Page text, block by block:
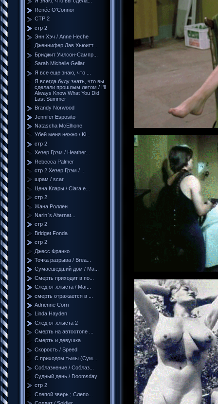
Renée O'Connor
СТР 2
стр 2
Энн Хэч / Anne Heche
Дженнифер Лав Хьюитт...
Бриджит Уилсон-Сампр...
Sarah Michelle Gellar
Я все еще знаю, что ...
Я всегда буду знать, что вы
сделали прошлым летом / I'll
Always Know What You Did
Last Summer
Brandy Norwood
Jennifer Esposito
Natascha McElhone
Убей меня нежно / Ki...
стр 2
Хезер Грэм / Heather...
Rebecca Palmer
стр 2 Хезер Грэм / ...
шрам / scar
Цена Клары / Clara e...
стр 2
Жана Роллен
Narin`s Alternat...
стр 2
Bridget Fonda
стр 2
Джесс Франко
Точка разрыва / Brea...
Сумасшедший дом / Ma...
Смерть приходит в по...
След от хлыста / Mar...
смерть отражается в ...
Adrienne Corri
Linda Hayden
След от хлыста 2
Смерть на автостопе ...
Смерть и девушка
Скорость / Speed
С приходом тьмы (Сум...
Соблазнение / Соблаз...
Судный день / Doomsday
стр 2
Слепой зверь ; Слепо...